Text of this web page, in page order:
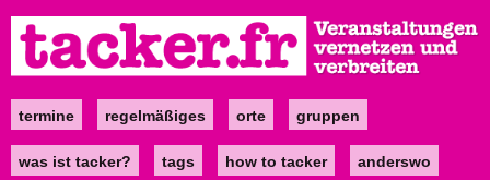
zum
Inhalt
Maintermine regelmäßiges orte gruppen
was ist tacker? tags how to tacker anderswo